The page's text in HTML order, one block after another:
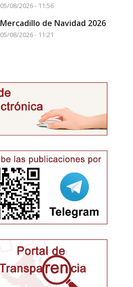
05/08/2026 - 11:56
Mercadillo de Navidad 2026
05/08/2026 - 11:21